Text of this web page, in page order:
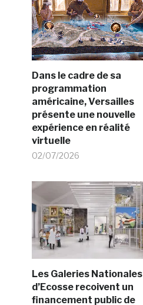
Dans le cadre de sa
programmation
américaine, Versailles
présente une nouvelle
expérience en réalité
virtuelle
02/07/2026
Les Galeries Nationales
d’Ecosse recoivent un
financement public de